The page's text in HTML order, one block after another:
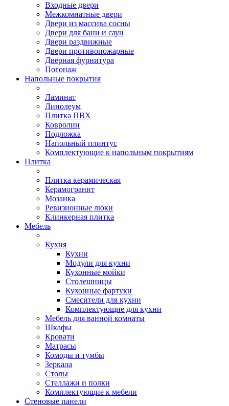
Входные двери
Межкомнатные двери
Двери из массива сосны
Двери для бани и саун
Двери раздвижные
Двери противопожарные
Дверная фурнитура
Погонаж
Напольные покрытия
Ламинат
Линолеум
Плитка ПВХ
Ковролин
Подложка
Напольный плинтус
Комплектующие к напольным покрытиям
Плитка
Плитка керамическая
Керамогранит
Мозаика
Ревизионные люки
Клинкерная плитка
Мебель
Кухня
Кухни
Модули для кухни
Кухонные мойки
Столешницы
Кухонные фартуки
Смесители для кухни
Комплектующие для кухни
Мебель для ванной комнаты
Шкафы
Кровати
Матрасы
Комоды и тумбы
Зеркала
Столы
Стеллажи и полки
Комплектующие к мебели
Стеновые панели